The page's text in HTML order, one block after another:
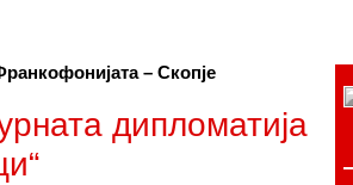
– Скопје
дипломатија